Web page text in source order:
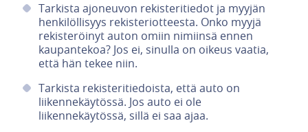
Tarkista ajoneuvon rekisteritiedot ja myyjän
henkilöllisyys rekisteriotteesta. Onko myyjä
rekisteröinyt auton omiin nimiinsä ennen
kaupantekoa? Jos ei, sinulla on oikeus vaatia,
että hän tekee niin.
Tarkista rekisteritiedoista, että auto on
liikennekäytössä. Jos auto ei ole
liikennekäytössä, sillä ei saa ajaa.